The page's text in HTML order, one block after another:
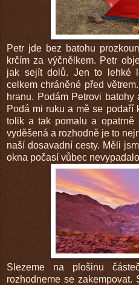
Petr jde bez batohu
krčím za výčnělkem. Petr
jak sejít dolů. Jen to lehké
celkem chráněné před
hranu. Podám Petrovi
Podá mi ruku a mě se podaří
tolik a tak pomalu a opatrně
vyděšená a rozhodně je to
naší dosavadní cesty. Měli
okna počasí vůbec
Slezeme na plošinu
rozhodneme se